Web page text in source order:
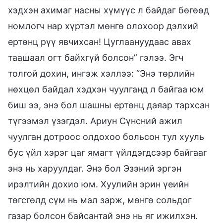
хэдхэн ахимаг насны хүмүүс л байдаг бөгөөд
номлогч нар хүртэл мөнгө олохоор дэлхий
ертөнц рүү явчихсан! Цуглаануудаас авах
таашаал огт байхгүй болсон” гэлээ. Эгч
толгой дохин, ингэж хэллээ: “Энэ төрлийн
нөхцөл байдал хэдхэн чуулганд л байгаа юм
биш ээ, энэ бол шашны ертөнц даяар тархсан
түгээмэл үзэгдэл. Ариун Сүнсний ажил
чуулган дотроос олдохоо больсон тул хууль
бус үйл хэрэг цаг ямагт үйлдэгдсээр байгааг
энэ нь харуулдаг. Энэ бол Эзэний эргэн
ирэлтийн дохио юм. Хуулийн эрин үеийн
төгсгөлд сүм нь мал зарж, мөнгө сольдог
газар болсон байсантай энэ нь яг ижилхэн.